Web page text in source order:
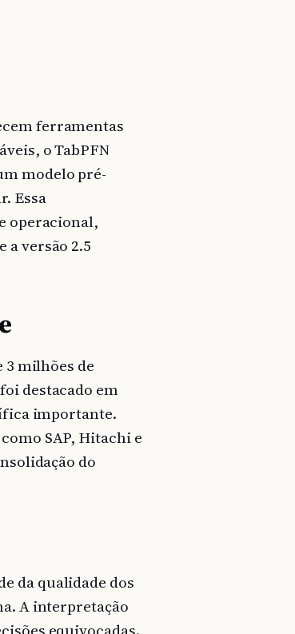
ferramentas
o TabPFN
modelo pré-
Essa
operacional,
versão 2.5
3 milhões de
destacado em
importante.
SAP, Hitachi e
do
da qualidade dos
A interpretação
equivocadas.